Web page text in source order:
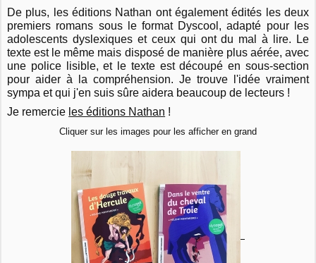
De plus, les éditions Nathan ont également édités les deux
premiers romans sous le format Dyscool, adapté pour les
adolescents dyslexiques et ceux qui ont du mal à lire. Le
texte est le même mais disposé de manière plus aérée, avec
une police lisible, et le texte est découpé en sous-section
pour aider à la compréhension. Je trouve l'idée vraiment
sympa et qui j'en suis sûre aidera beaucoup de lecteurs !
Je remercie les éditions Nathan !
Cliquer sur les images pour les afficher en grand